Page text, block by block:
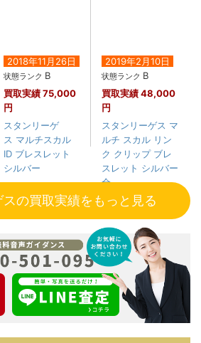
2018年11月26日
状態ランク B
買取実績75,000
円
スタンリーゲ
ス マルチスカル
ID ブレスレット
シルバー
2019年2月10日
状態ランク B
買取実績48,000
円
スタンリーゲス マ
ルチ スカル リン
ク クリップ ブレ
スレット シルバー
全....
スの買取実績をもっと見る